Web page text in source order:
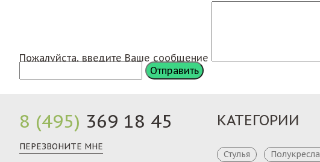
Пожалуйста, введите Ваше сообщение
8 (495) 369 18 45
ПЕРЕЗВОНИТЕ МНЕ
КАТЕГОРИИ
Стулья Полукресла